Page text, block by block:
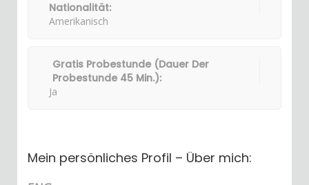
Nationalität:
Amerikanisch
Gratis Probestunde (Dauer Der
Probestunde 45 Min.):
Ja
Mein persönliches Profil – Über mich: